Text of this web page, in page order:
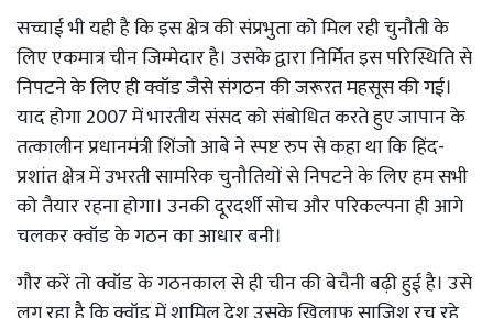
सच्चाई भी यही है कि इस क्षेत्र की संप्रभुता को मिल रही चुनौती के
लिए एकमात्र चीन जिम्मेदार है। उसके द्वारा निर्मित इस परिस्थिति से
निपटने के लिए ही क्वॉड जैसे संगठन की जरूरत महसूस की गई।
याद होगा 2007 में भारतीय संसद को संबोधित करते हुए जापान के
तत्कालीन प्रधानमंत्री शिंजो आबे ने स्पष्ट रुप से कहा था कि हिंद-
प्रशांत क्षेत्र में उभरती सामरिक चुनौतियों से निपटने के लिए हम सभी
को तैयार रहना होगा। उनकी दूरदर्शी सोच और परिकल्पना ही आगे
चलकर क्वॉड के गठन का आधार बनी।
गौर करें तो क्वॉड के गठनकाल से ही चीन की बेचैनी बढ़ी हुई है। उसे